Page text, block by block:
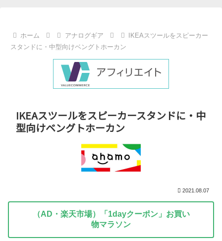
ホーム アナログギア
IKEAスツールをスピーカー
スタンドに・中型向けベングトホーカン
IKEAスツールをスピーカースタンドに・中
型向けベングトホーカン
2021.08.07
（AD・楽天市場）「1dayクーポン」お買い
物マラソン